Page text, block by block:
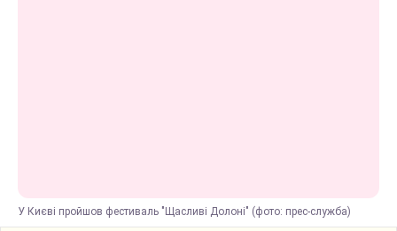
У Києві пройшов фестиваль "Щасливі Долоні" (фото: прес-служба)